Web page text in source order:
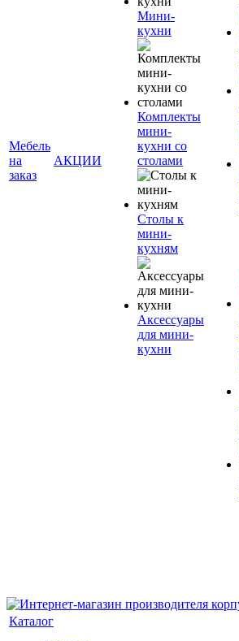
Мебель
на
заказ
АКЦИИ
Мини-
кухни
Комплекты
мини-
кухни со
столами
Столы к
мини-
кухням
Аксессуары
для мини-
кухни
Каталог